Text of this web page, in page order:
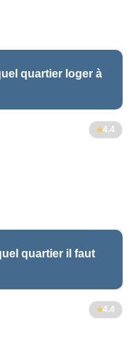
quartier loger à
4.4
quartier il faut
4.4